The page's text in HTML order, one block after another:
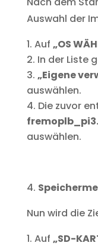
Auswahl der
Auf „OS
In der Liste
„Eigene
auswählen.
Die zuvor
auswählen.
Nun wird die
Auf „SD-